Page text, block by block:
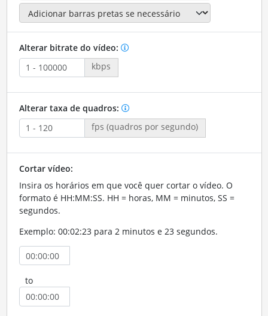
Alterar bitrate do vídeo:
kbps
Alterar taxa de quadros:
fps (quadros por segundo)
Cortar vídeo:
Insira os horários em que você quer cortar o vídeo. O
formato é HH:MM:SS. HH = horas, MM = minutos, SS =
segundos.
Exemplo: 00:02:23 para 2 minutos e 23 segundos.
to